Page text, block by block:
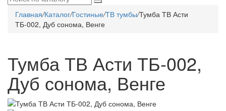
Главная/Каталог/Гостиные/ТВ тумбы/Тумба ТВ Асти
ТБ-002, Дуб сонома, Венге
Тумба ТВ Асти ТБ-002,
Дуб сонома, Венге